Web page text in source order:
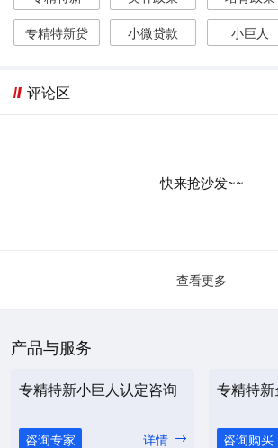
专精特新贷
小微贷款 小巨人
评论区
快来抢沙发~~
- 查看更多 -
产品与服务
专精特新小巨人认定咨询
咨询专家 详情
专精特
咨询购买